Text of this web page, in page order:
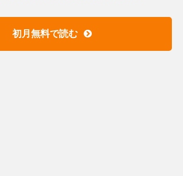
初月無料で読む